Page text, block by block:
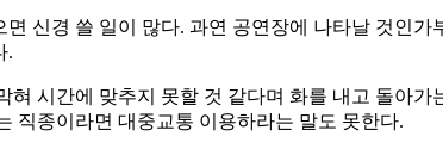
신경 쓸 일이 많다. 과연 공연장에 나타날 것인
.
혀 시간에 맞추지 못할 것 같다며 화를 내고 돌아
직종이라면 대중교통 이용하라는 말도 못한다.